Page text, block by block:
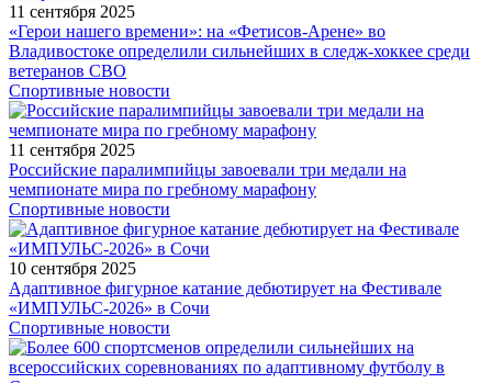
11 сентября 2025
«Герои нашего времени»: на «Фетисов-Арене» во
Владивостоке определили сильнейших в следж-хоккее среди
ветеранов СВО
Спортивные новости
11 сентября 2025
Российские паралимпийцы завоевали три медали на
чемпионате мира по гребному марафону
Спортивные новости
10 сентября 2025
Адаптивное фигурное катание дебютирует на Фестивале
«ИМПУЛЬС-2026» в Сочи
Спортивные новости